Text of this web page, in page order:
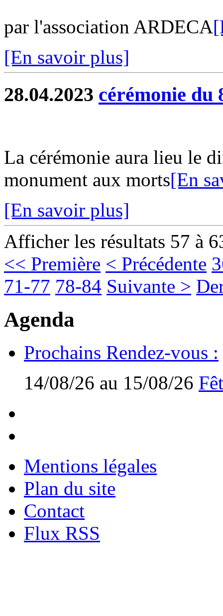
par l'association ARDECA
[En savoir plus]
28.04.2023 cérémonie du
La cérémonie aura lieu le
monument aux morts[En
[En savoir plus]
Afficher les résultats 57 à
<< Première < Précédente
71-77 78-84 Suivante >
Agenda
Prochains Rendez-vous :
14/08/26 au 15/08/26
Mentions légales
Plan du site
Contact
Flux RSS